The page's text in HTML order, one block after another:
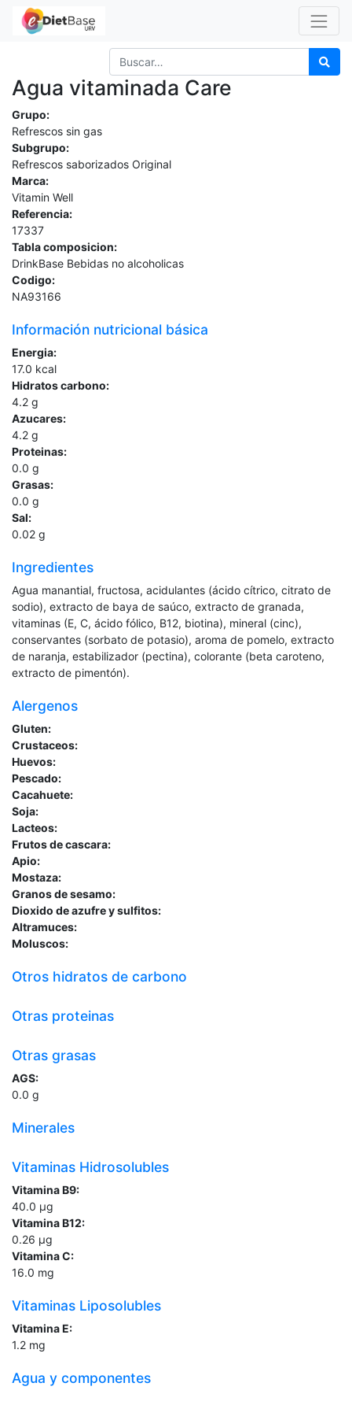
Agua vitaminada Care
Grupo:
Refrescos sin gas
Subgrupo:
Refrescos saborizados Original
Marca:
Vitamin Well
Referencia:
17337
Tabla composicion:
DrinkBase Bebidas no alcoholicas
Codigo:
NA93166
Información nutricional básica
Energia:
17.0 kcal
Hidratos carbono:
4.2 g
Azucares:
4.2 g
Proteinas:
0.0 g
Grasas:
0.0 g
Sal:
0.02 g
Ingredientes
Agua manantial, fructosa, acidulantes (ácido cítrico, citrato de
sodio), extracto de baya de saúco, extracto de granada,
vitaminas (E, C, ácido fólico, B12, biotina), mineral (cinc),
conservantes (sorbato de potasio), aroma de pomelo, extracto
de naranja, estabilizador (pectina), colorante (beta caroteno,
extracto de pimentón).
Alergenos
Gluten:
Crustaceos:
Huevos:
Pescado:
Cacahuete:
Soja:
Lacteos:
Frutos de cascara:
Apio:
Mostaza:
Granos de sesamo:
Dioxido de azufre y sulfitos:
Altramuces:
Moluscos:
Otros hidratos de carbono
Otras proteinas
Otras grasas
AGS:
0.0 g
Minerales
Vitaminas Hidrosolubles
Vitamina B9:
40.0 µg
Vitamina B12:
0.26 µg
Vitamina C:
16.0 mg
Vitaminas Liposolubles
Vitamina E:
1.2 mg
Agua y componentes